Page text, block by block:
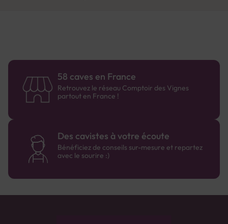
58 caves en France
Retrouvez le réseau Comptoir des Vignes
partout en France !
Des cavistes à votre écoute
Bénéficiez de conseils sur-mesure et repartez
avec le sourire :)